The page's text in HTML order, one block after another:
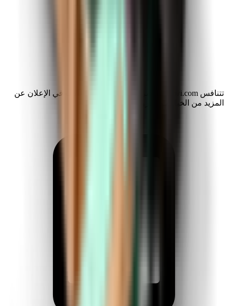
تتنافس Kiwi.com مع شركات الطيران والوكالات في الإعلان عن
المزيد من الخيارات وعروض التوفير.